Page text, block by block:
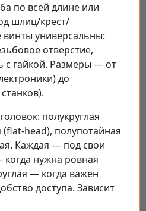
по всей длине или
шлиц/крест/
винты универсальны:
отверстие,
с гайкой. Размеры — от
до
полукруглая
head), полупотайная
Каждая — под свои
нужна ровная
— когда важен
доступа. Зависит